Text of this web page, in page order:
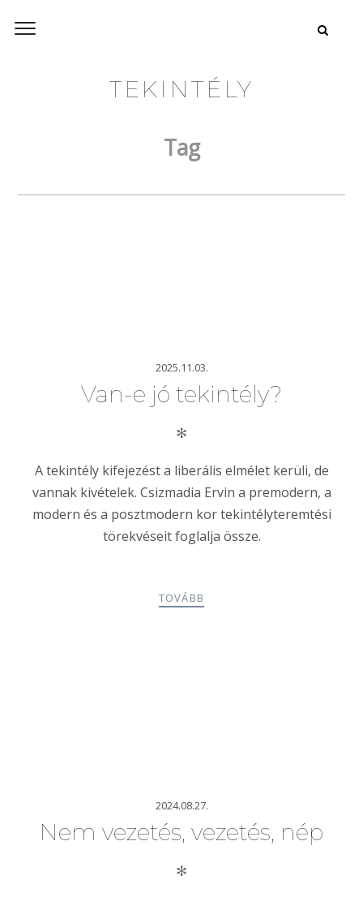
TEKINTÉLY
Tag
2025.11.03.
Van-e jó tekintély?
✻
A tekintély kifejezést a liberális elmélet kerüli, de
vannak kivételek. Csizmadia Ervin a premodern, a
modern és a posztmodern kor tekintélyteremtési
törekvéseit foglalja össze.
TOVÁBB
2024.08.27.
Nem vezetés, vezetés, nép
✻